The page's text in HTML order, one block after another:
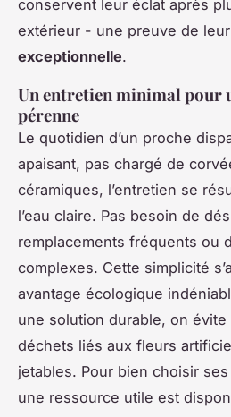
conservent leur éclat après
extérieur - une preuve de leur
exceptionnelle.
Un entretien minimal pour
pérenne
Le quotidien d’un proche
apaisant, pas chargé de
céramiques, l’entretien se
l’eau claire. Pas besoin de
remplacements fréquents ou
complexes. Cette simplicité
avantage écologique
une solution durable, on
déchets liés aux fleurs
jetables. Pour bien choisir
une ressource utile est